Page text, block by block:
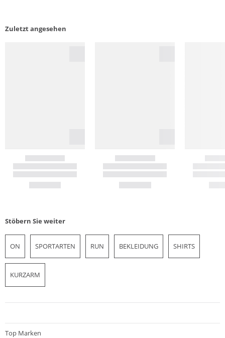
Zuletzt angesehen
Stöbern Sie weiter
ON SPORTARTEN RUN BEKLEIDUNG SHIRTS
KURZARM
Top Marken